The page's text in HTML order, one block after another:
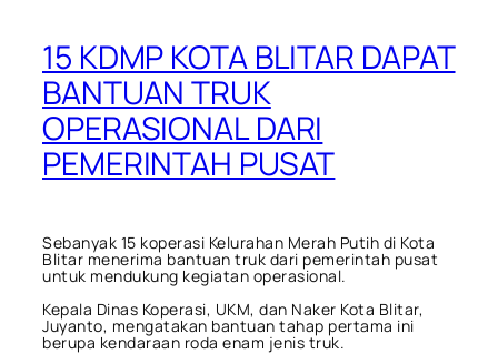
15 KDMP KOTA BLITAR DAPAT
BANTUAN TRUK
OPERASIONAL DARI
PEMERINTAH PUSAT
Sebanyak 15 koperasi Kelurahan Merah Putih di Kota
Blitar menerima bantuan truk dari pemerintah pusat
untuk mendukung kegiatan operasional.
Kepala Dinas Koperasi, UKM, dan Naker Kota Blitar,
Juyanto, mengatakan bantuan tahap pertama ini
berupa kendaraan roda enam jenis truk.